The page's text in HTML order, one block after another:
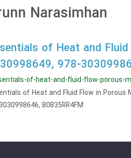
Narasimhan
of Heat and
978-
of-heat-and-fluid-flow-porous-
of Heat and Fluid Flow in Porous
B0B35RR4FM